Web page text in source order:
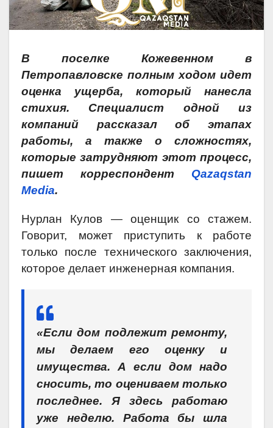
В поселке Кожевенном в
Петропавловске полным ходом идет
оценка ущерба, который нанесла
стихия. Специалист одной из
компаний рассказал об этапах
работы, а также о сложностях,
которые затрудняют этот процесс,
пишет корреспондент Qazaqstan
Media.
Нурлан Кулов — оценщик со стажем.
Говорит, может приступить к работе
только после технического заключения,
которое делает инженерная компания.
«Если дом подлежит ремонту,
мы делаем его оценку и
имущества. А если дом надо
сносить, то оцениваем только
последнее. Я здесь работаю
уже неделю. Работа бы шла